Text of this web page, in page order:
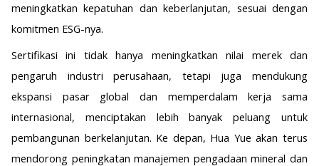
meningkatkan kepatuhan dan keberlanjutan, sesuai dengan
komitmen ESG-nya.
Sertifikasi ini tidak hanya meningkatkan nilai merek dan
pengaruh industri perusahaan, tetapi juga mendukung
ekspansi pasar global dan memperdalam kerja sama
internasional, menciptakan lebih banyak peluang untuk
pembangunan berkelanjutan. Ke depan, Hua Yue akan terus
mendorong peningkatan manajemen pengadaan mineral dan